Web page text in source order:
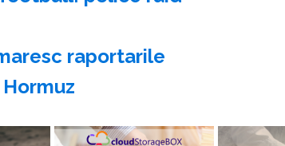
raportarile